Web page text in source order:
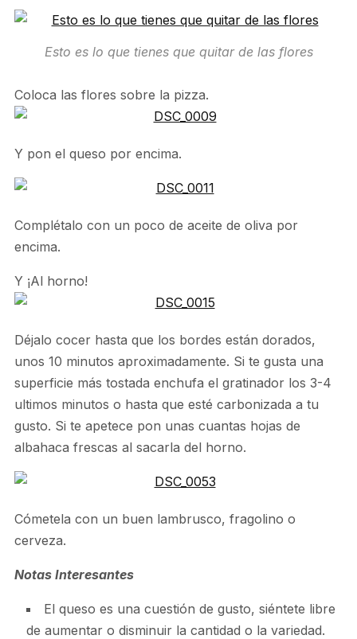
Esto es lo que tienes que quitar de las flores
Coloca las flores sobre la pizza.
Y pon el queso por encima.
Complétalo con un poco de aceite de oliva por
encima.
Y ¡Al horno!
Déjalo cocer hasta que los bordes están dorados,
unos 10 minutos aproximadamente. Si te gusta una
superficie más tostada enchufa el gratinador los 3-4
ultimos minutos o hasta que esté carbonizada a tu
gusto. Si te apetece pon unas cuantas hojas de
albahaca frescas al sacarla del horno.
Cómetela con un buen lambrusco, fragolino o
cerveza.
Notas Interesantes
El queso es una cuestión de gusto, siéntete libre
de aumentar o disminuir la cantidad o la variedad.